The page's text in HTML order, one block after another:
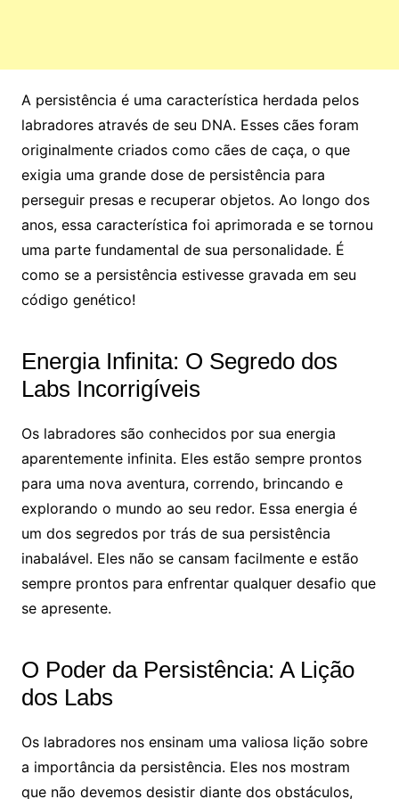
A persistência é uma característica herdada pelos
labradores através de seu DNA. Esses cães foram
originalmente criados como cães de caça, o que
exigia uma grande dose de persistência para
perseguir presas e recuperar objetos. Ao longo dos
anos, essa característica foi aprimorada e se tornou
uma parte fundamental de sua personalidade. É
como se a persistência estivesse gravada em seu
código genético!
Energia Infinita: O Segredo dos
Labs Incorrigíveis
Os labradores são conhecidos por sua energia
aparentemente infinita. Eles estão sempre prontos
para uma nova aventura, correndo, brincando e
explorando o mundo ao seu redor. Essa energia é
um dos segredos por trás de sua persistência
inabalável. Eles não se cansam facilmente e estão
sempre prontos para enfrentar qualquer desafio que
se apresente.
O Poder da Persistência: A Lição
dos Labs
Os labradores nos ensinam uma valiosa lição sobre
a importância da persistência. Eles nos mostram
que não devemos desistir diante dos obstáculos,